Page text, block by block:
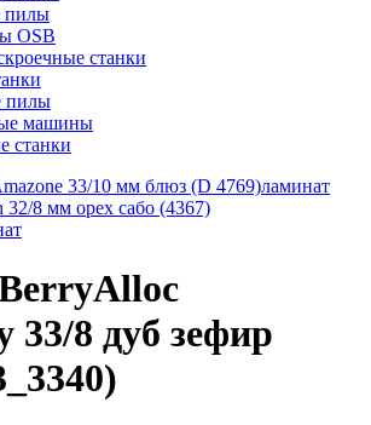
пилы
OSB
станки
пилы
машины
станки
33/10 мм блюз (D 4769)ламинат
32/8 мм орех сабо (4367)
33/8 дуб зефир